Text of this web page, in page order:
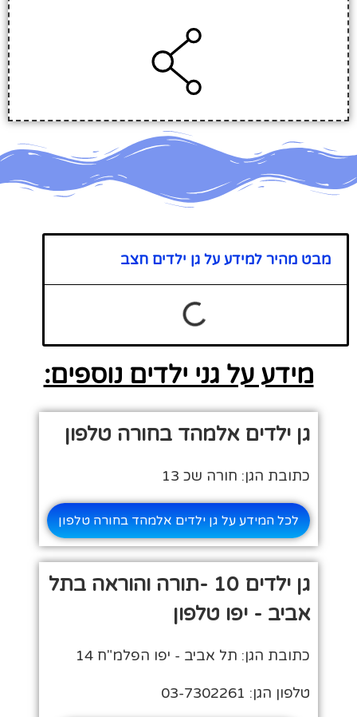
מבט מהיר למידע על גן ילדים חצב
מידע על גני ילדים נוספים:
גן ילדים אלמהד בחורה טלפון
כתובת הגן: חורה שכ 13
לכל המידע על גן ילדים אלמהד בחורה טלפון
גן ילדים 10 -תורה והוראה בתל
אביב - יפו טלפון
כתובת הגן: תל אביב - יפו הפלמ"ח 14
טלפון הגן: 03-7302261